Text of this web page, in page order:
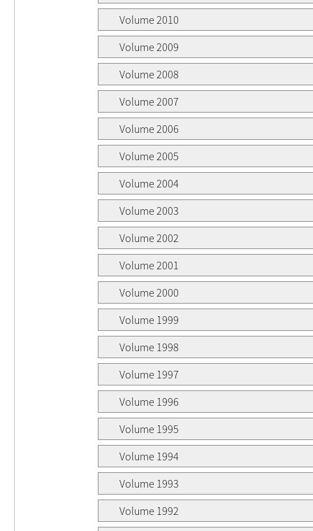
Volume 2010
Volume 2009
Volume 2008
Volume 2007
Volume 2006
Volume 2005
Volume 2004
Volume 2003
Volume 2002
Volume 2001
Volume 2000
Volume 1999
Volume 1998
Volume 1997
Volume 1996
Volume 1995
Volume 1994
Volume 1993
Volume 1992